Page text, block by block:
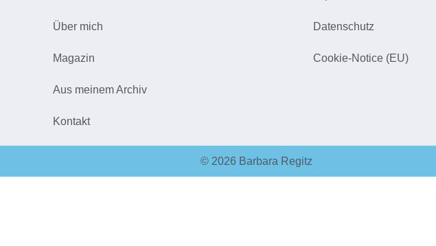
Über mich
Magazin
Aus meinem Archiv
Kontakt
Datenschutz
Cookie-Notice (EU)
© 2026 Barbara Regitz